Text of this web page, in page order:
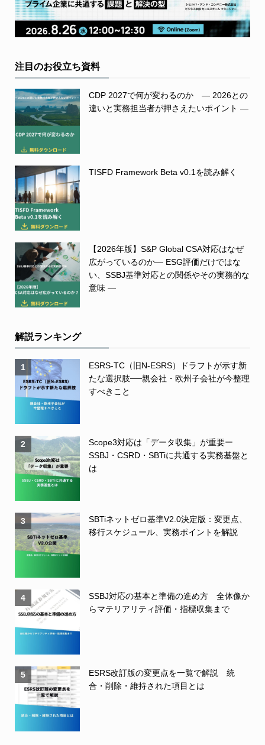
注目のお役立ち資料
CDP 2027で何が変わるのか ― 2026との
違いと実務担当者が押さえたいポイント ―
TISFD Framework Beta v0.1を読み解く
【2026年版】S&P Global CSA対応はなぜ
広がっているのか― ESG評価だけではな
い、SSBJ基準対応との関係やその実務的な
意味 ―
解説ランキング
1
ESRS-TC（旧N-ESRS）ドラフトが示す新
たな選択肢──親会社・欧州子会社が今整理
すべきこと
2
Scope3対応は「データ収集」が重要ー
SSBJ・CSRD・SBTiに共通する実務基盤と
は
3
SBTiネットゼロ基準V2.0決定版：変更点、
移行スケジュール、実務ポイントを解説
4
SSBJ対応の基本と準備の進め方 全体像か
らマテリアリティ評価・指標収集まで
5
ESRS改訂版の変更点を一覧で解説 統
合・削除・維持された項目とは